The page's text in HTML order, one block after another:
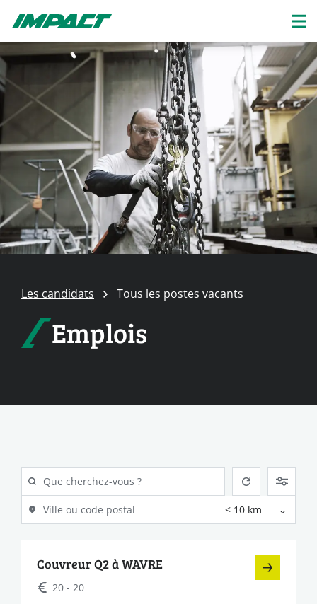
Les candidats Tous les postes vacants
Emplois
Couvreur Q2 à WAVRE
20 - 20